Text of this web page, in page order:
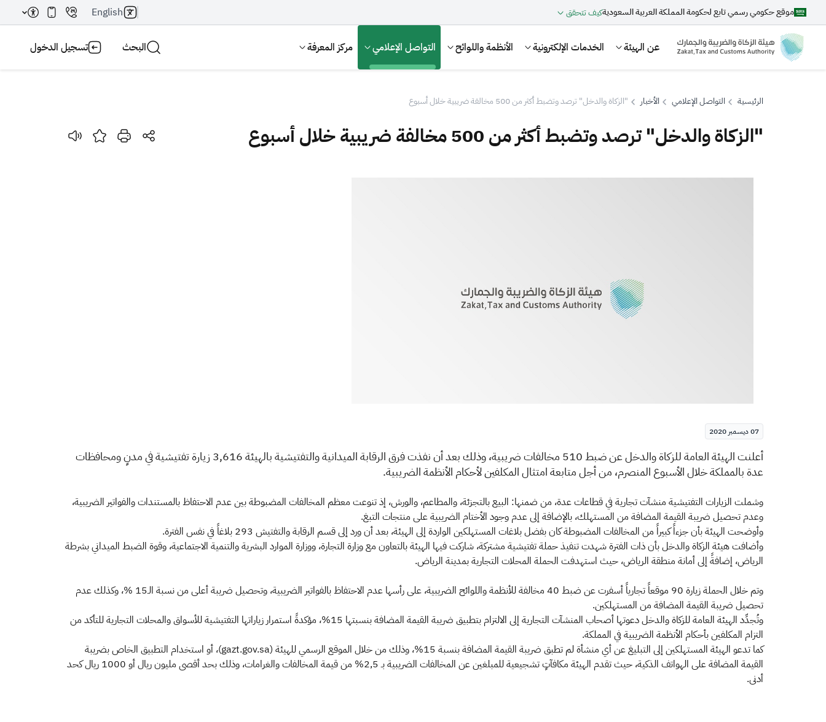
موقع حكومي رسمي تابع لحكومة المملكة العربية السعوديةكيف تتحقق English
عن الهيئة الخدمات الإلكترونية الأنظمة واللوائح التواصل الإعلامي مركز المعرفة البحث تسجيل الدخول
بحث
الرئيسية التواصل الإعلامي الأخبار "الزكاة والدخل" ترصد وتضبط أكثر من 500 مخالفة ضريبية خلال أسبوع
"الزكاة والدخل" ترصد وتضبط أكثر من 500 مخالفة ضريبية خلال أسبوع
07 ديسمبر 2020
​​أعلنت الهيئة
العامة للزكاة والدخل عن ضبط 510 مخالفات ضريبية، وذلك بعد أن نفذت فرق الرقابة الميدانية والتفتيشية بالهيئة 3,616 زيارة تفتيشية في مدنٍ ومحافظات
عدة بالمملكة خلال الأسبوع المنصرم، من أجل متابعة امتثال المكلفين لأحكام الأنظمة الضريبية.
وشملت الزيارات التفتيشية منشآت تجارية في قطاعات عدة، من ضمنها: البيع بالتجزئة، والمطاعم، والورش، إذ تنوعت معظم المخالفات المضبوطة بين عدم الاحتفاظ بالمستندات والفواتير الضريبية،
وعدم تحصيل ضريبة القيمة المضافة من المستهلك، بالإضافة إلى عدم وجود الأختام الضريبية على منتجات التبغ.
وأوضحت الهيئة بأن جزءاً كبيراً من المخالفات المضبوطة كان بفضل بلاغات المستهلكين الواردة إلى الهيئة، بعد أن ورد إلى قسم الرقابة والتفتيش 293 بلاغاً في نفس الفترة.
وأضافت هيئة الزكاة والدخل بأن ذات الفترة شهدت تنفيذ حملة تفتيشية مشتركة، شاركت فيها الهيئة بالتعاون مع وزارة التجارة، ووزارة الموارد البشرية والتنمية الاجتماعية، وقوة الضبط الميداني بشرطة
الرياض، إضافةً إلى أمانة منطقة الرياض، حيث استهدفت الحملة المحلات التجارية بمدينة الرياض.
وتم خلال الحملة زيارة 90 موقعاً تجارياً أسفرت عن ضبط 40 مخالفة للأنظمة واللوائح الضريبية، على رأسها عدم الاحتفاظ بالفواتير الضريبية، وتحصيل ضريبة أعلى من نسبة الـ15 %، وكذلك عدم
تحصيل ضريبة القيمة المضافة من المستهلكين.
وتُجدِّد الهيئة العامة للزكاة والدخل دعوتها أصحاب المنشآت التجارية إلى الالتزام بتطبيق ضريبة القيمة المضافة بنسبتها 15%، مؤكدةً استمرار زياراتها التفتيشية للأسواق والمحلات التجارية للتأكد من
التزام المكلفين بأحكام الأنظمة الضريبية في المملكة.
كما تدعو الهيئة المستهلكين إلى التبليغ عن أي منشأة لم تطبق ضريبة القيمة المضافة بنسبة 15%، وذلك من خلال الموقع الرسمي للهيئة (gazt.gov.sa)، أو استخدام التطبيق الخاص بضريبة
القيمة المضافة على الهواتف الذكية، حيث تقدم الهيئة مكافآتٍ تشجيعية للمبلغين عن المخالفات الضريبية بـ 2,5% من قيمة المخالفات والغرامات، وذلك بحد أقصى مليون ريال أو 1000 ريال كحد
أدنى.